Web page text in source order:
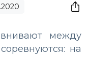
между
на